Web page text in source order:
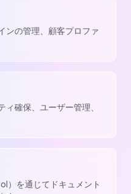
ンの管理、顧客プロファ
ィ確保、ユーザー管理、
）を通じてドキュメント